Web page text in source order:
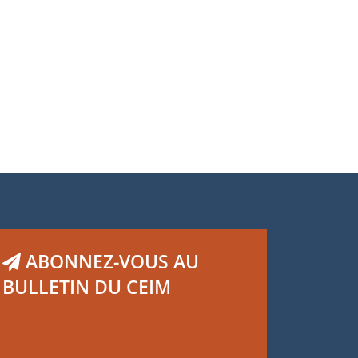
ABONNEZ-VOUS AU
BULLETIN DU CEIM